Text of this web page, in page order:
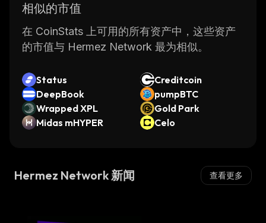
相似的市值
在 CoinStats 上可用的所有资产中，这些资产
的市值与 Hermez Network 最为相似。
Status
Creditcoin
DeepBook
pumpBTC
Wrapped XPL
Gold Park
Midas mHYPER
Celo
Hermez Network 新闻 查看更多